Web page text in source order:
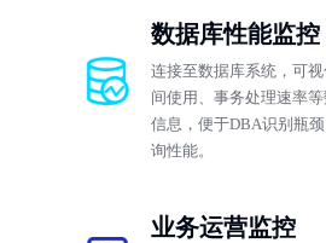
数据库性能监控
连接至数据库系统，可
间使用、事务处理速率
信息，便于DBA识别瓶
询性能。
业务运营监控